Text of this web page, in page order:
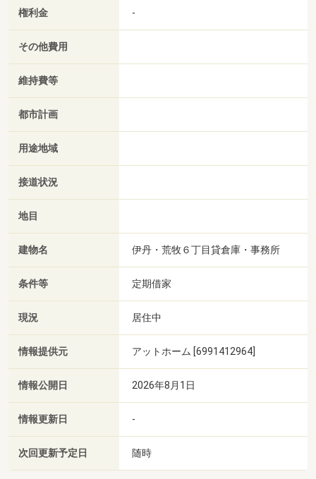
権利金 -
その他費用
維持費等
都市計画
用途地域
接道状況
地目
建物名 伊丹・荒牧６丁目貸倉庫・事務所
条件等 定期借家
現況 居住中
情報提供元 アットホーム [6991412964]
情報公開日 2026年8月1日
情報更新日 -
次回更新予定日 随時